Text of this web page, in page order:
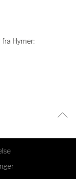
fra Hymer: